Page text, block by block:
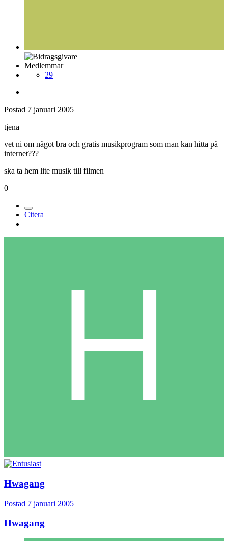
Medlemmar
29
Postad 7 januari 2005
tjena
vet ni om något bra och gratis musikprogram som man kan hitta på
internet???
ska ta hem lite musik till filmen
0
Citera
Hwagang
Postad 7 januari 2005
Hwagang